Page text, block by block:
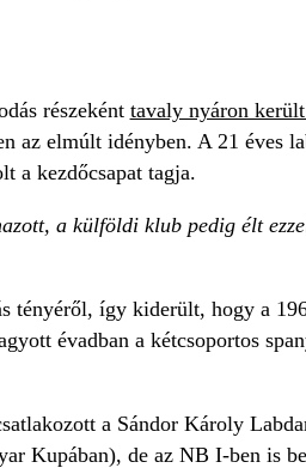
részeként tavaly nyáron
az elmúlt idényben. A 21 éves
a kezdőcsapat tagja.
a külföldi klub pedig élt
tényéről, így kiderült, hogy a
évadban a kétcsoportos
a Sándor Károly
Kupában), de az NB I-ben is